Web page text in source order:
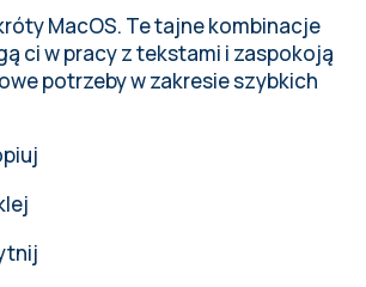
MacOS. Te tajne kombinacje
ci w pracy z tekstami i zaspokoją
potrzeby w zakresie szybkich